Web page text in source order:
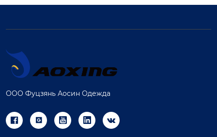
ООО Фуцзянь Аосин Одежда
    